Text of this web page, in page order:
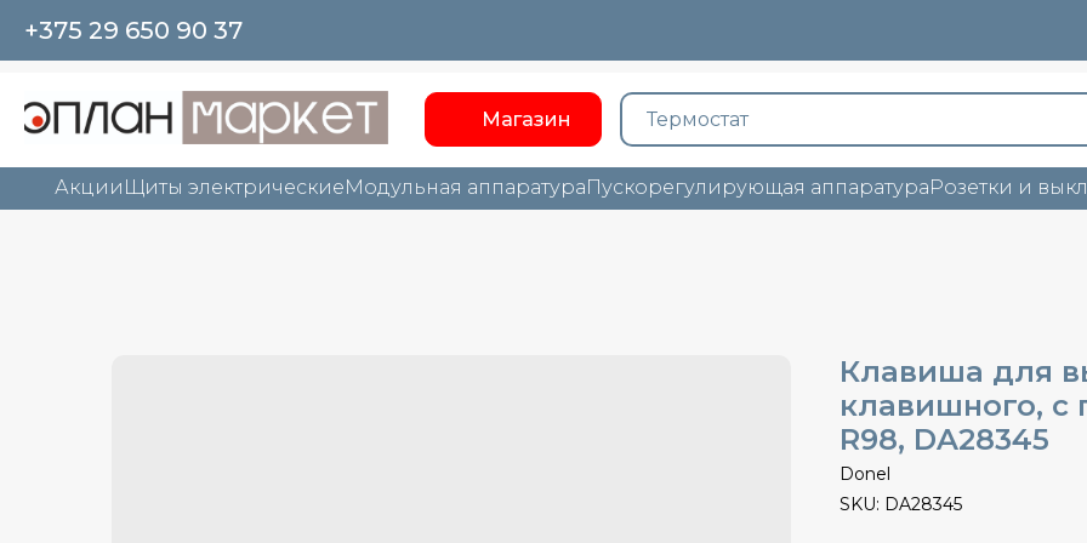
+375 29 650 90 37
Магазин
Акции Щиты электрическиеМодульная аппаратураПускорегулирующая аппаратураРозетки и
Клавиша для
клавишного, с
R98, DA28345
Donel
SKU: DA28345